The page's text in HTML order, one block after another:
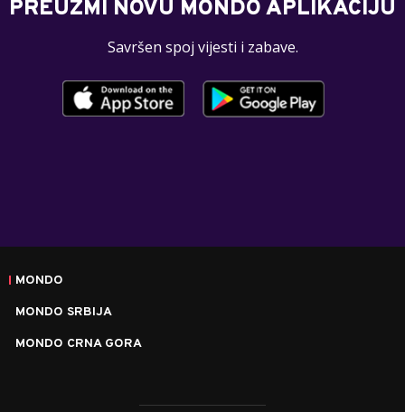
PREUZMI NOVU MONDO APLIKACIJU
Savršen spoj vijesti i zabave.
MONDO
MONDO SRBIJA
MONDO CRNA GORA